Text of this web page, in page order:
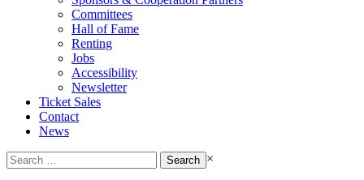
Committees
Hall of Fame
Renting
Jobs
Accessibility
Newsletter
Ticket Sales
Contact
News
Search
for:
×